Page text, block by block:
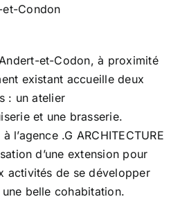
et-Condon
et-Codon, à proximité
existant accueille deux
: un atelier
et une brasserie.
l’agence .G ARCHITECTURE
d’une extension pour
activités de se développer
belle cohabitation.